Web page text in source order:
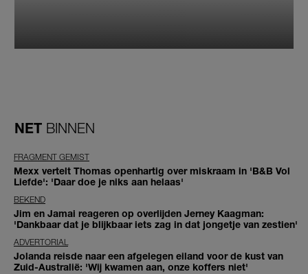
NET BINNEN
FRAGMENT GEMIST
Mexx vertelt Thomas openhartig over miskraam in 'B&B Vol
Liefde': 'Daar doe je niks aan helaas'
BEKEND
Jim en Jamai reageren op overlijden Jerney Kaagman:
'Dankbaar dat je blijkbaar iets zag in dat jongetje van zestien'
ADVERTORIAL
Jolanda reisde naar een afgelegen eiland voor de kust van
Zuid-Australië: 'Wij kwamen aan, onze koffers niet'